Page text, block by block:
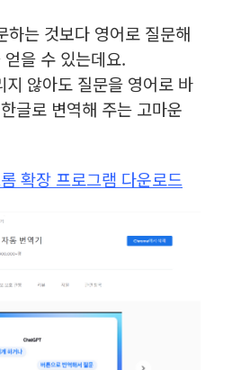
하는 것보다 영어로 질문해
을 수 있는데요.
지 않아도 질문을 영어로 바
글로 변역해 주는 고마운
확장 프로그램 다운로드